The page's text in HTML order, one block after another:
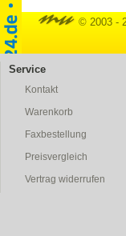
© 2003 -
Service
Kontakt
Warenkorb
Faxbestellung
Preisvergleich
Vertrag widerrufen